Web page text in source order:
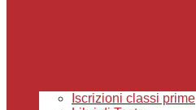
Iscrizioni classi prime